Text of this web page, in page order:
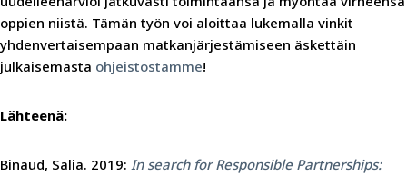
oppien niistä. Tämän työn voi aloittaa lukemalla vinkit
yhdenvertaisempaan matkanjärjestämiseen äskettäin
julkaisemasta ohjeistostamme!
Lähteenä:
Binaud, Salia. 2019: In search for Responsible Partnerships: